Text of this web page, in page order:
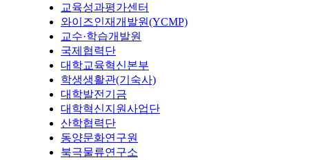
교육성과평가센터
와이즈인재개발원(YCMP)
교수·학습개발원
국제협력단
대학교육혁신본부
학생생활관(기숙사)
대학발전기금
대학혁신지원사업단
산학협력단
동양문화연구원
북극물류연구소